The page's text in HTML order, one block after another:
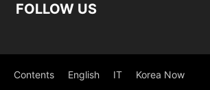
FOLLOW US
Contents English IT Korea Now